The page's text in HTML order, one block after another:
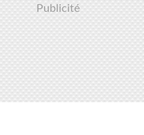
Publicité